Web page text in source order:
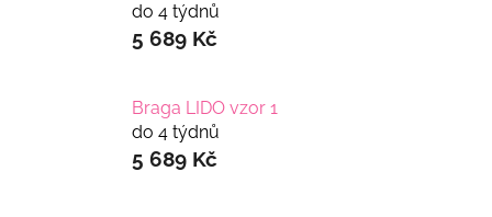
do 4 týdnů
5 689 Kč
Braga LIDO vzor 1
do 4 týdnů
5 689 Kč